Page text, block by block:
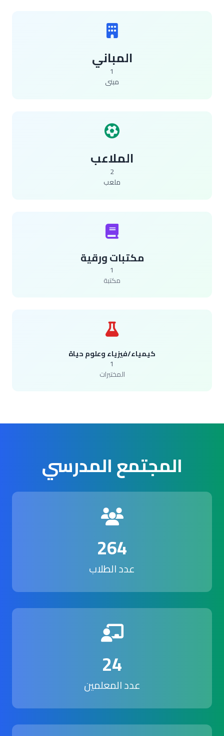
المباني
مبنى
الملاعب
2
ملعب
مكتبات ورقية
مكتبة
كيمياء/فيزياء وعلوم حياة
المختبرات
المجتمع المدرسي
264
عدد الطلاب
24
عدد المعلمين